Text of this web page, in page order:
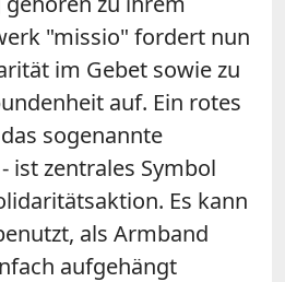
"missio" fordert nun
im Gebet sowie zu
auf. Ein rotes
sogenannte
ist zentrales Symbol
Es kann
als Armband
aufgehängt